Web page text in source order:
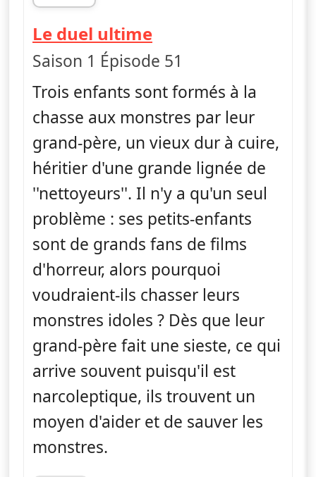
fin 09h04
Le duel ultime— Monster Loving
Saison 1 Épisode 51
Trois enfants sont formés à la
chasse aux monstres par leur
grand-père, un vieux dur à cuire,
héritier d'une grande lignée de
''nettoyeurs''. Il n'y a qu'un seul
problème : ses petits-enfants
sont de grands fans de films
d'horreur, alors pourquoi
voudraient-ils chasser leurs
monstres idoles ? Dès que leur
grand-père fait une sieste, ce qui
arrive souvent puisqu'il est
narcoleptique, ils trouvent un
moyen d'aider et de sauver les
monstres.